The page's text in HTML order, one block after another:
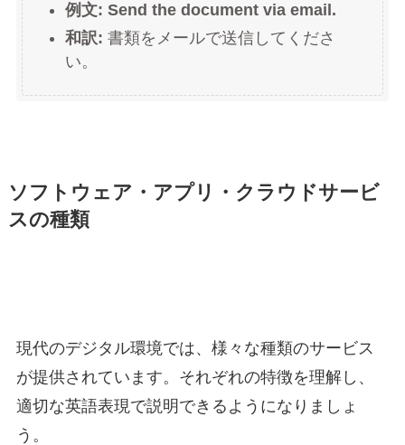
例文: Send the document via email.
和訳: 書類をメールで送信してくださ
い。
ソフトウェア・アプリ・クラウドサービ
スの種類
現代のデジタル環境では、様々な種類のサービス
が提供されています。それぞれの特徴を理解し、
適切な英語表現で説明できるようになりましょ
う。